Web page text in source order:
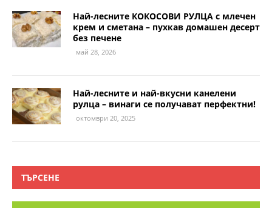
Най-лесните КОКОСОВИ РУЛЦА с млечен
крем и сметана – пухкав домашен десерт
без печене
май 28, 2026
Най-лесните и най-вкусни канелени
рулца – винаги се получават перфектни!
октомври 20, 2025
ТЪРСЕНЕ